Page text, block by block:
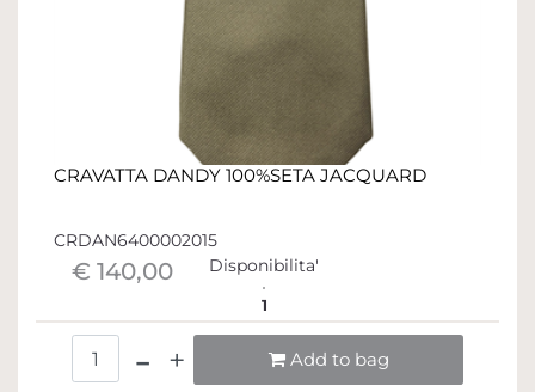
CRAVATTA DANDY 100%SETA JACQUARD
CRDAN6400002015
€ 140,00 Disponibilita'
1
Add to bag